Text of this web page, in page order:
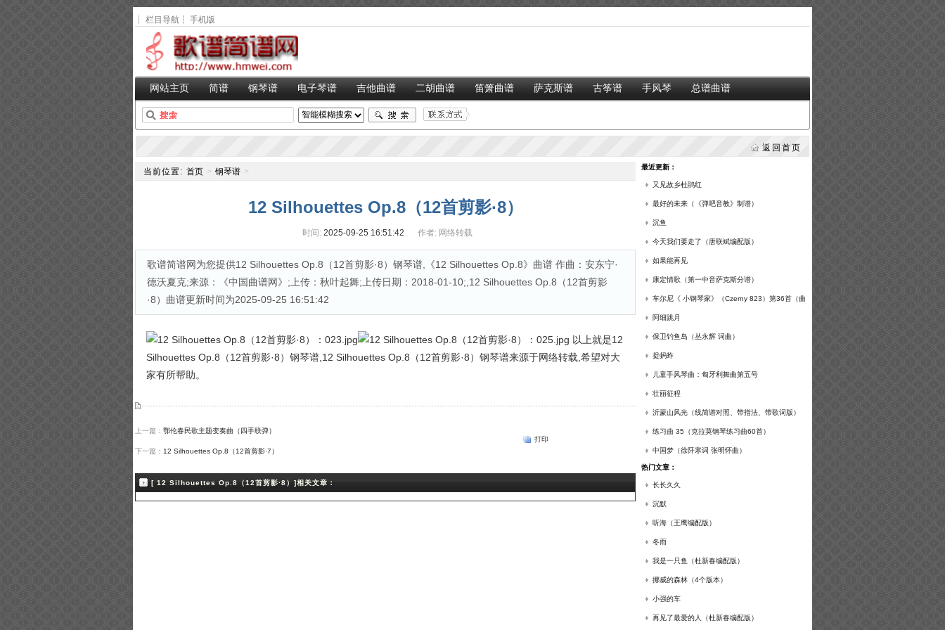
┆ 栏目导航 ┆ 手机版
网站主页 简谱 钢琴谱 电子琴谱 吉他曲谱 二胡曲谱 笛箫曲谱 萨克斯谱 古筝谱 手风琴 总谱曲谱
返回首页
当前位置: 首页 > 钢琴谱 >
12 Silhouettes Op.8（12首剪影·8）
时间: 2025-09-25 16:51:42 作者: 网络转载
歌谱简谱网为您提供12 Silhouettes Op.8（12首剪影·8）钢琴谱,《12 Silhouettes Op.8》曲谱 作曲：安东宁·
德沃夏克;来源：《中国曲谱网》;上传：秋叶起舞;上传日期：2018-01-10;,12 Silhouettes Op.8（12首剪影
·8）曲谱更新时间为2025-09-25 16:51:42
以上就是12
Silhouettes Op.8（12首剪影·8）钢琴谱,12 Silhouettes Op.8（12首剪影·8）钢琴谱来源于网络转载,希望对大
家有所帮助。
上一篇： 鄂伦春民歌主题变奏曲（四手联弹）
下一篇： 12 Silhouettes Op.8（12首剪影·7）
打印
[ 12 Silhouettes Op.8（12首剪影·8）]相关文章：
最近更新：
又见故乡杜鹃红
最好的未来（《弹吧音教》制谱）
沉鱼
今天我们要走了（唐联斌编配版）
如果能再见
康定情歌（第一中音萨克斯分谱）
车尔尼《 小钢琴家》（Czerny 823）第36首（曲
谱及练习提示）
阿细跳月
保卫钓鱼岛（丛永辉 词曲）
捉蚂蚱
儿童手风琴曲：匈牙利舞曲第五号
壮丽征程
沂蒙山风光（线简谱对照、带指法、带歌词版）
练习曲 35（克拉莫钢琴练习曲60首）
中国梦（徐阡寒词 张明怀曲）
热门文章：
长长久久
沉默
听海（王鹰编配版）
冬雨
我是一只鱼（杜新春编配版）
挪威的森林（4个版本）
小强的车
再见了最爱的人（杜新春编配版）